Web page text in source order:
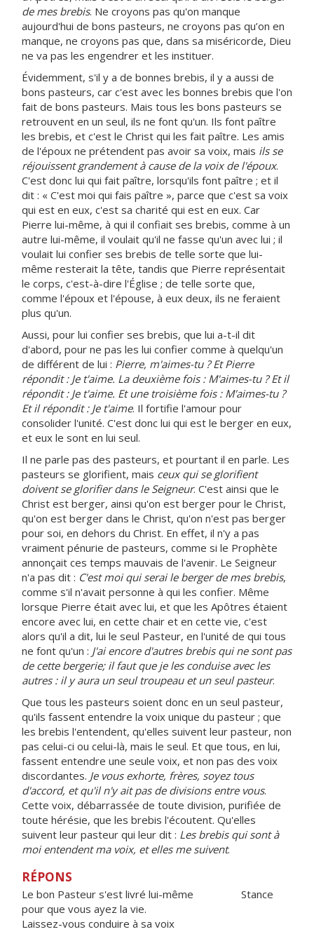
de mes brebis. Ne croyons pas qu'on manque
aujourd'hui de bons pasteurs, ne croyons pas qu’on en
manque, ne croyons pas que, dans sa miséricorde, Dieu
ne va pas les engendrer et les instituer.
Évidemment, s'il y a de bonnes brebis, il y a aussi de
bons pasteurs, car c'est avec les bonnes brebis que l'on
fait de bons pasteurs. Mais tous les bons pasteurs se
retrouvent en un seul, ils ne font qu'un. Ils font paître
les brebis, et c'est le Christ qui les fait paître. Les amis
de l'époux ne prétendent pas avoir sa voix, mais ils se
réjouissent grandement à cause de la voix de l'époux.
C'est donc lui qui fait paître, lorsqu'ils font paître ; et il
dit : « C'est moi qui fais paître », parce que c'est sa voix
qui est en eux, c'est sa charité qui est en eux. Car
Pierre lui-même, à qui il confiait ses brebis, comme à un
autre lui-même, il voulait qu'il ne fasse qu'un avec lui ; il
voulait lui confier ses brebis de telle sorte que lui-
même resterait la tête, tandis que Pierre représentait
le corps, c'est-à-dire l'Église ; de telle sorte que,
comme l'époux et l'épouse, à eux deux, ils ne feraient
plus qu'un.
Aussi, pour lui confier ses brebis, que lui a-t-il dit
d'abord, pour ne pas les lui confier comme à quelqu'un
de différent de lui : Pierre, m'aimes-tu ? Et Pierre
répondit : Je t'aime. La deuxième fois : M'aimes-tu ? Et il
répondit : Je t'aime. Et une troisième fois : M'aimes-tu ?
Et il répondit : Je t'aime. Il fortifie l'amour pour
consolider l'unité. C'est donc lui qui est le berger en eux,
et eux le sont en lui seul.
Il ne parle pas des pasteurs, et pourtant il en parle. Les
pasteurs se glorifient, mais ceux qui se glorifient
doivent se glorifier dans le Seigneur. C'est ainsi que le
Christ est berger, ainsi qu'on est berger pour le Christ,
qu'on est berger dans le Christ, qu'on n'est pas berger
pour soi, en dehors du Christ. En effet, il n'y a pas
vraiment pénurie de pasteurs, comme si le Prophète
annonçait ces temps mauvais de l'avenir. Le Seigneur
n'a pas dit : C'est moi qui serai le berger de mes brebis,
comme s'il n'avait personne à qui les confier. Même
lorsque Pierre était avec lui, et que les Apôtres étaient
encore avec lui, en cette chair et en cette vie, c'est
alors qu'il a dit, lui le seul Pasteur, en l'unité de qui tous
ne font qu'un : J'ai encore d'autres brebis qui ne sont pas
de cette bergerie; il faut que je les conduise avec les
autres : il y aura un seul troupeau et un seul pasteur.
Que tous les pasteurs soient donc en un seul pasteur,
qu'ils fassent entendre la voix unique du pasteur ; que
les brebis l'entendent, qu'elles suivent leur pasteur, non
pas celui-ci ou celui-là, mais le seul. Et que tous, en lui,
fassent entendre une seule voix, et non pas des voix
discordantes. Je vous exhorte, frères, soyez tous
d'accord, et qu'il n'y ait pas de divisions entre vous.
Cette voix, débarrassée de toute division, purifiée de
toute hérésie, que les brebis l'écoutent. Qu'elles
suivent leur pasteur qui leur dit : Les brebis qui sont à
moi entendent ma voix, et elles me suivent.
RÉPONS
Le bon Pasteur s'est livré lui-même Stance
pour que vous ayez la vie.
Laissez-vous conduire à sa voix